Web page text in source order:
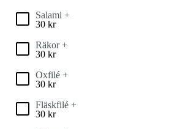
Salami +
30 kr
Räkor +
30 kr
Oxfilé +
30 kr
Fläskfilé +
30 kr